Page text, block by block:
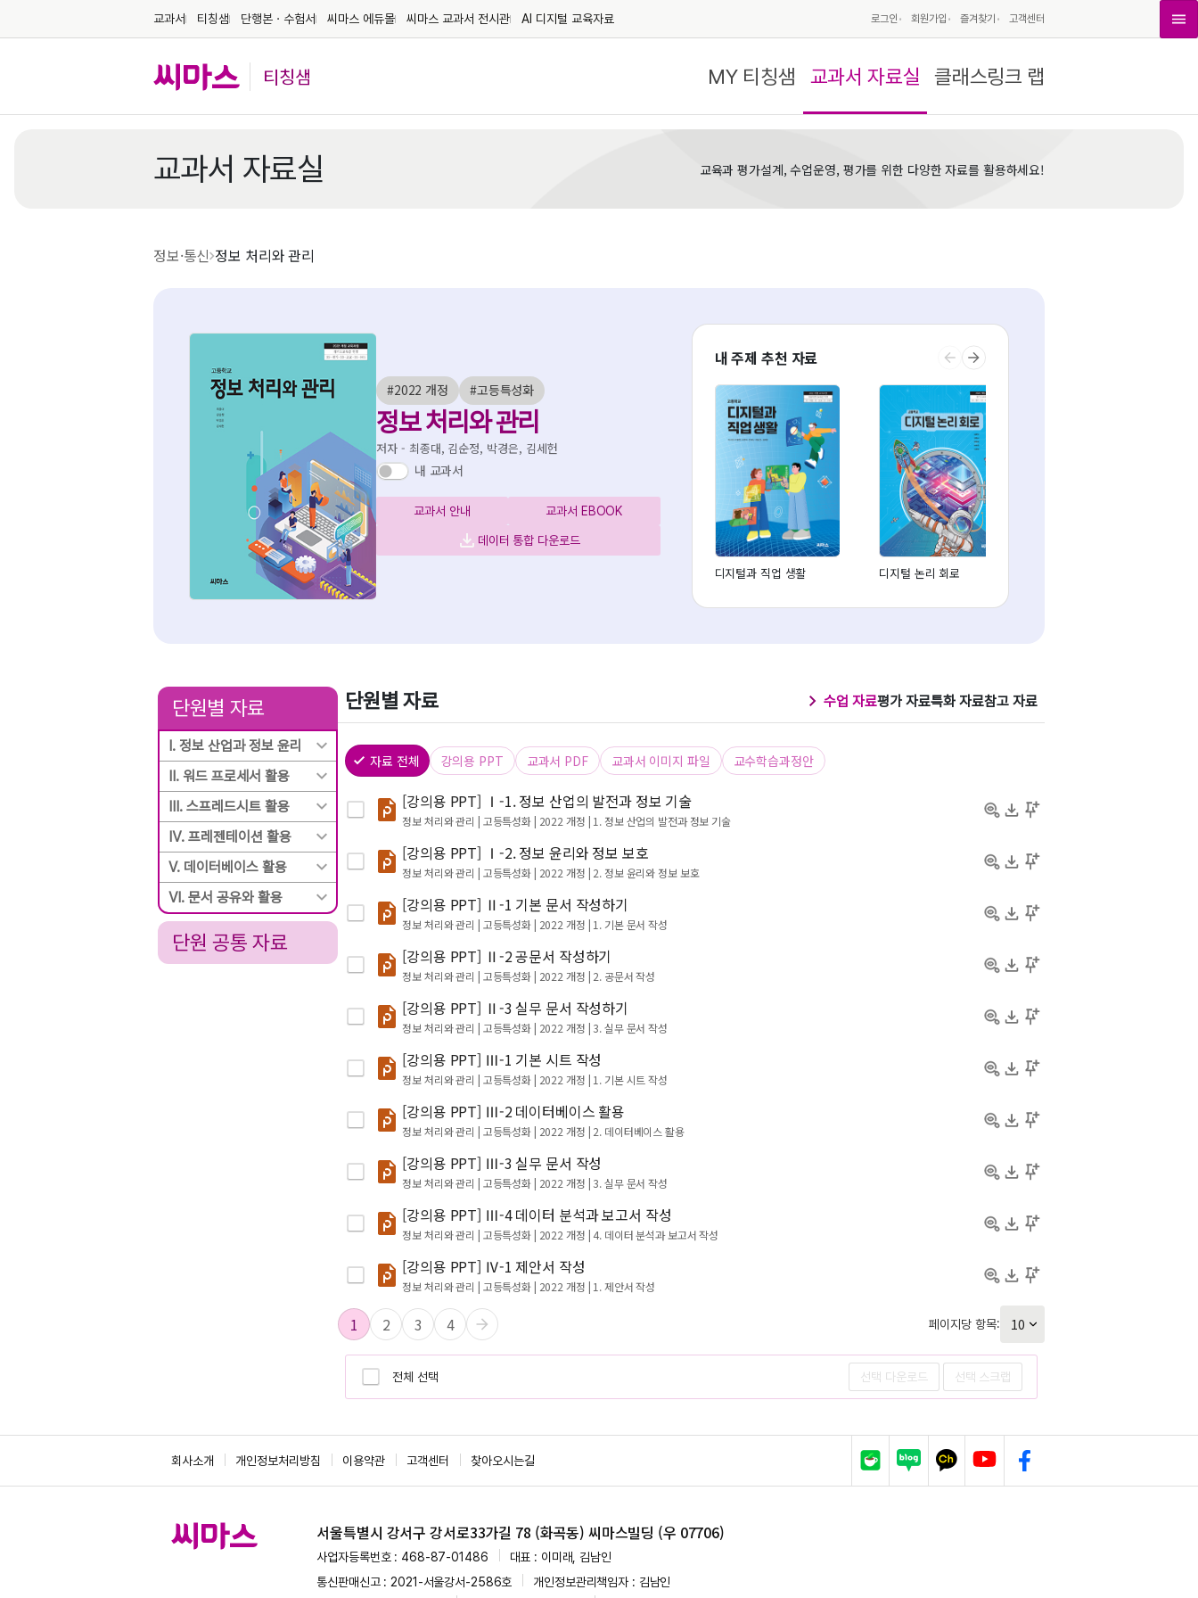
교과서 티칭샘 단행본ㆍ수험서 씨마스 에듀몰 씨마스 교과서 전시관 AI 디지털 교육자료 로그인 회원가입 즐겨찾기 고객센터
티칭샘 MY 티칭샘 교과서 자료실 클래스링크 랩
교과서 자료실 교육과 평가설계, 수업운영, 평가를 위한 다양한 자료를 활용하세요!
정보·통신 정보 처리와 관리
#2022 개정 #고등특성화
정보 처리와 관리
저자 - 최종대, 김순정, 박경은, 김세헌
내 교과서
교과서 안내 교과서 EBOOK
데이터 통합 다운로드
내 주제 추천 자료
디지털과 직업 생활 디지털 논리 회로
단원별 자료
Ⅰ. 정보 산업과 정보 윤리
Ⅱ. 워드 프로세서 활용
Ⅲ. 스프레드시트 활용
Ⅳ. 프레젠테이션 활용
Ⅴ. 데이터베이스 활용
Ⅵ. 문서 공유와 활용
단원 공통 자료
단원별 자료 수업 자료평가 자료특화 자료참고 자료
자료 전체 강의용 PPT 교과서 PDF 교과서 이미지 파일 교수학습과정안
[강의용 PPT] Ⅰ-1. 정보 산업의 발전과 정보 기술
정보 처리와 관리 | 고등특성화 | 2022 개정 | 1. 정보 산업의 발전과 정보 기술
[강의용 PPT] Ⅰ-2. 정보 윤리와 정보 보호
정보 처리와 관리 | 고등특성화 | 2022 개정 | 2. 정보 윤리와 정보 보호
[강의용 PPT] Ⅱ-1 기본 문서 작성하기
정보 처리와 관리 | 고등특성화 | 2022 개정 | 1. 기본 문서 작성
[강의용 PPT] Ⅱ-2 공문서 작성하기
정보 처리와 관리 | 고등특성화 | 2022 개정 | 2. 공문서 작성
[강의용 PPT] Ⅱ-3 실무 문서 작성하기
정보 처리와 관리 | 고등특성화 | 2022 개정 | 3. 실무 문서 작성
[강의용 PPT] Ⅲ-1 기본 시트 작성
정보 처리와 관리 | 고등특성화 | 2022 개정 | 1. 기본 시트 작성
[강의용 PPT] Ⅲ-2 데이터베이스 활용
정보 처리와 관리 | 고등특성화 | 2022 개정 | 2. 데이터베이스 활용
[강의용 PPT] Ⅲ-3 실무 문서 작성
정보 처리와 관리 | 고등특성화 | 2022 개정 | 3. 실무 문서 작성
[강의용 PPT] Ⅲ-4 데이터 분석과 보고서 작성
정보 처리와 관리 | 고등특성화 | 2022 개정 | 4. 데이터 분석과 보고서 작성
[강의용 PPT] Ⅳ-1 제안서 작성
정보 처리와 관리 | 고등특성화 | 2022 개정 | 1. 제안서 작성
1 2 3 4 페이지당 항목:
전체 선택 선택 다운로드 선택 스크랩
회사소개 개인정보처리방침 이용약관 고객센터 찾아오시는길
서울특별시 강서구 강서로33가길 78 (화곡동) 씨마스빌딩 (우 07706)
사업자등록번호 : 468-87-01486
대표 : 이미래, 김남인
통신판매신고 : 2021-서울강서-2586호
개인정보관리책임자 : 김남인